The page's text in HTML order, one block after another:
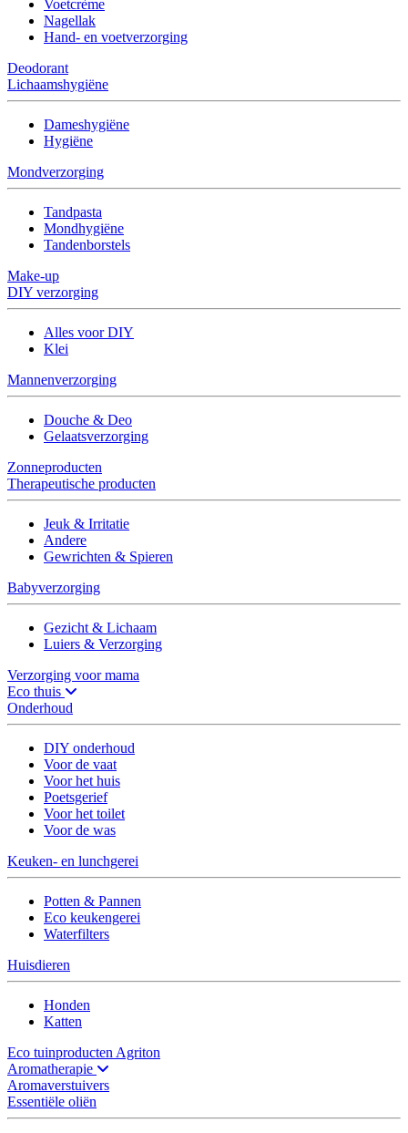
Voetcrème
Nagellak
Hand- en voetverzorging
Deodorant
Lichaamshygiëne
Dameshygiëne
Hygiëne
Mondverzorging
Tandpasta
Mondhygiëne
Tandenborstels
Make-up
DIY verzorging
Alles voor DIY
Klei
Mannenverzorging
Douche & Deo
Gelaatsverzorging
Zonneproducten
Therapeutische producten
Jeuk & Irritatie
Andere
Gewrichten & Spieren
Babyverzorging
Gezicht & Lichaam
Luiers & Verzorging
Verzorging voor mama
Eco thuis
Onderhoud
DIY onderhoud
Voor de vaat
Voor het huis
Poetsgerief
Voor het toilet
Voor de was
Keuken- en lunchgerei
Potten & Pannen
Eco keukengerei
Waterfilters
Huisdieren
Honden
Katten
Eco tuinproducten Agriton
Aromatherapie
Aromaverstuivers
Essentiële oliën